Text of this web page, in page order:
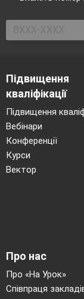
Підвищення
кваліфікації
Підвищення
Вебінари
Конференції
Курси
Вектор
Про нас
Про «На Урок»
Співпраця